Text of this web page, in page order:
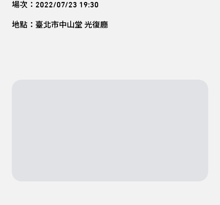
場次：2022/07/23 19:30
地點：臺北市中山堂 光復廳